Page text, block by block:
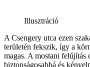
Illusztráció
A Csengery utca ezen
területén fekszik, így a
magas. A mostani felújítás
biztonságosabbá és